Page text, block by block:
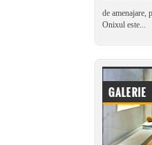
de amenajare,
Onixul este...